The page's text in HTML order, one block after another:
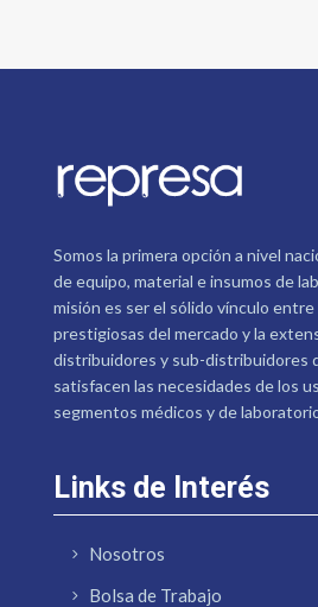
Somos la primera opción a nivel
de equipo, material e insumos de
misión es ser el sólido vínculo entre
prestigiosas del mercado y la
distribuidores y sub-distribuidores
satisfacen las necesidades de los
segmentos médicos y de
Links de Interés
Nosotros
Bolsa de Trabajo